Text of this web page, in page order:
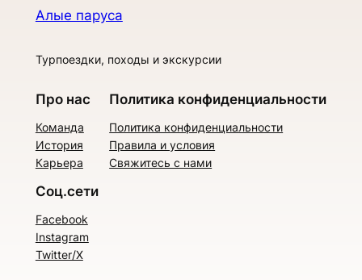
Алые паруса
Турпоездки, походы и экскурсии
Про нас
Команда
История
Карьера
Политика конфиденциальности
Политика конфиденциальности
Правила и условия
Свяжитесь с нами
Соц.сети
Facebook
Instagram
Twitter/X